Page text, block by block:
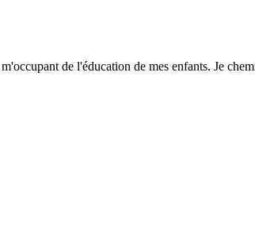
de l'éducation de mes enfants. Je